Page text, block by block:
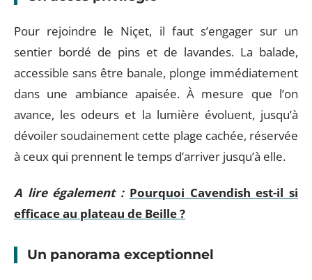
Pour rejoindre le Niçet, il faut s’engager sur un
sentier bordé de pins et de lavandes. La balade,
accessible sans être banale, plonge immédiatement
dans une ambiance apaisée. À mesure que l’on
avance, les odeurs et la lumière évoluent, jusqu’à
dévoiler soudainement cette plage cachée, réservée
à ceux qui prennent le temps d’arriver jusqu’à elle.
A lire également : Pourquoi Cavendish est-il si
efficace au plateau de Beille ?
Un panorama exceptionnel